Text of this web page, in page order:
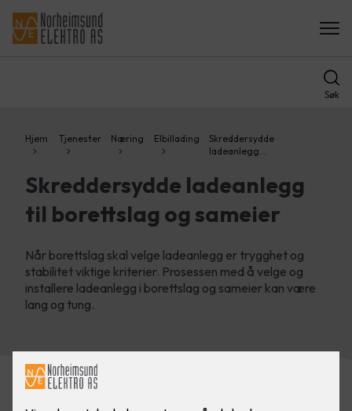
Søk
Hjem Tjenester Næring Elbillading
Skreddersydde
ladeanlegg…
Skreddersydde ladeanlegg
til borettslag og sameier
Når borettslag skal velge ladeanlegg er trygghet og
stabilitet viktige kriterier. Prosessen med å velge og
installere ladeanlegg i borettslag og sameier kan være
lang og tung.